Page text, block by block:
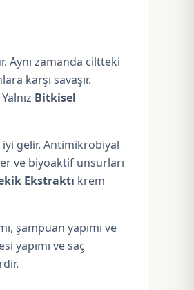
Aynı zamanda ciltteki
karşı savaşır.
Bitkisel
gelir. Antimikrobiyal
ve biyoaktif unsurları
Ekstraktı krem
şampuan yapımı ve
yapımı ve saç